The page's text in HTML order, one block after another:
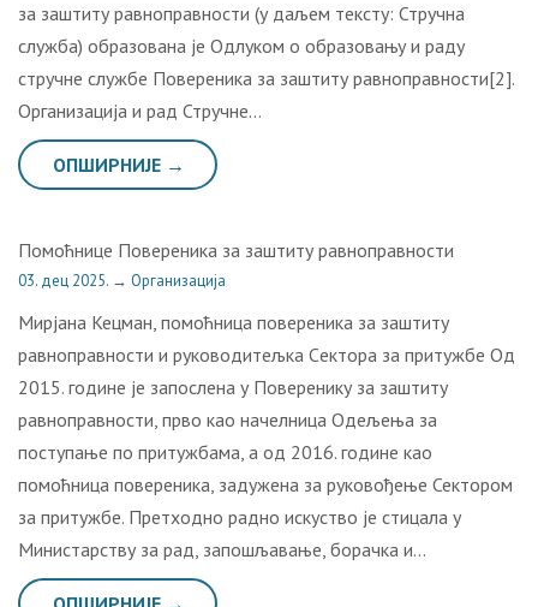
за заштиту равноправности (у даљем тексту: Стручна
служба) образована је Одлуком о образовању и раду
стручне службе Повереника за заштиту равноправности[2].
Организација и рад Стручне…
ОПШИРНИЈЕ →
Помоћнице Повереника за заштиту равноправности
03. дец 2025. → Организација
Мирјана Кецман, пoмoћница пoвeрeника зa зaштиту
рaвнoпрaвнoсти и рукoвoдитeљкa Сeктoрa зa притужбе Од
2015. године је запослена у Поверенику за заштиту
равноправности, прво као начелница Одељења за
поступање по притужбама, а од 2016. године као
помоћница повереника, задужена за руковођење Сектором
за притужбе. Претходно радно искуство је стицала у
Министарству за рад, запошљавање, борачка и…